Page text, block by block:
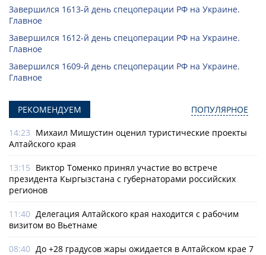
Завершился 1613-й день спецоперации РФ на Украине.
Главное
Завершился 1612-й день спецоперации РФ на Украине.
Главное
Завершился 1609-й день спецоперации РФ на Украине.
Главное
РЕКОМЕНДУЕМ ПОПУЛЯРНОЕ
14:23 Михаил Мишустин оценил туристические проекты
Алтайского края
13:15 Виктор Томенко принял участие во встрече
президента Кыргызстана с губернаторами российских
регионов
11:40 Делегация Алтайского края находится с рабочим
визитом во Вьетнаме
08:40 До +28 градусов жары ожидается в Алтайском крае 7